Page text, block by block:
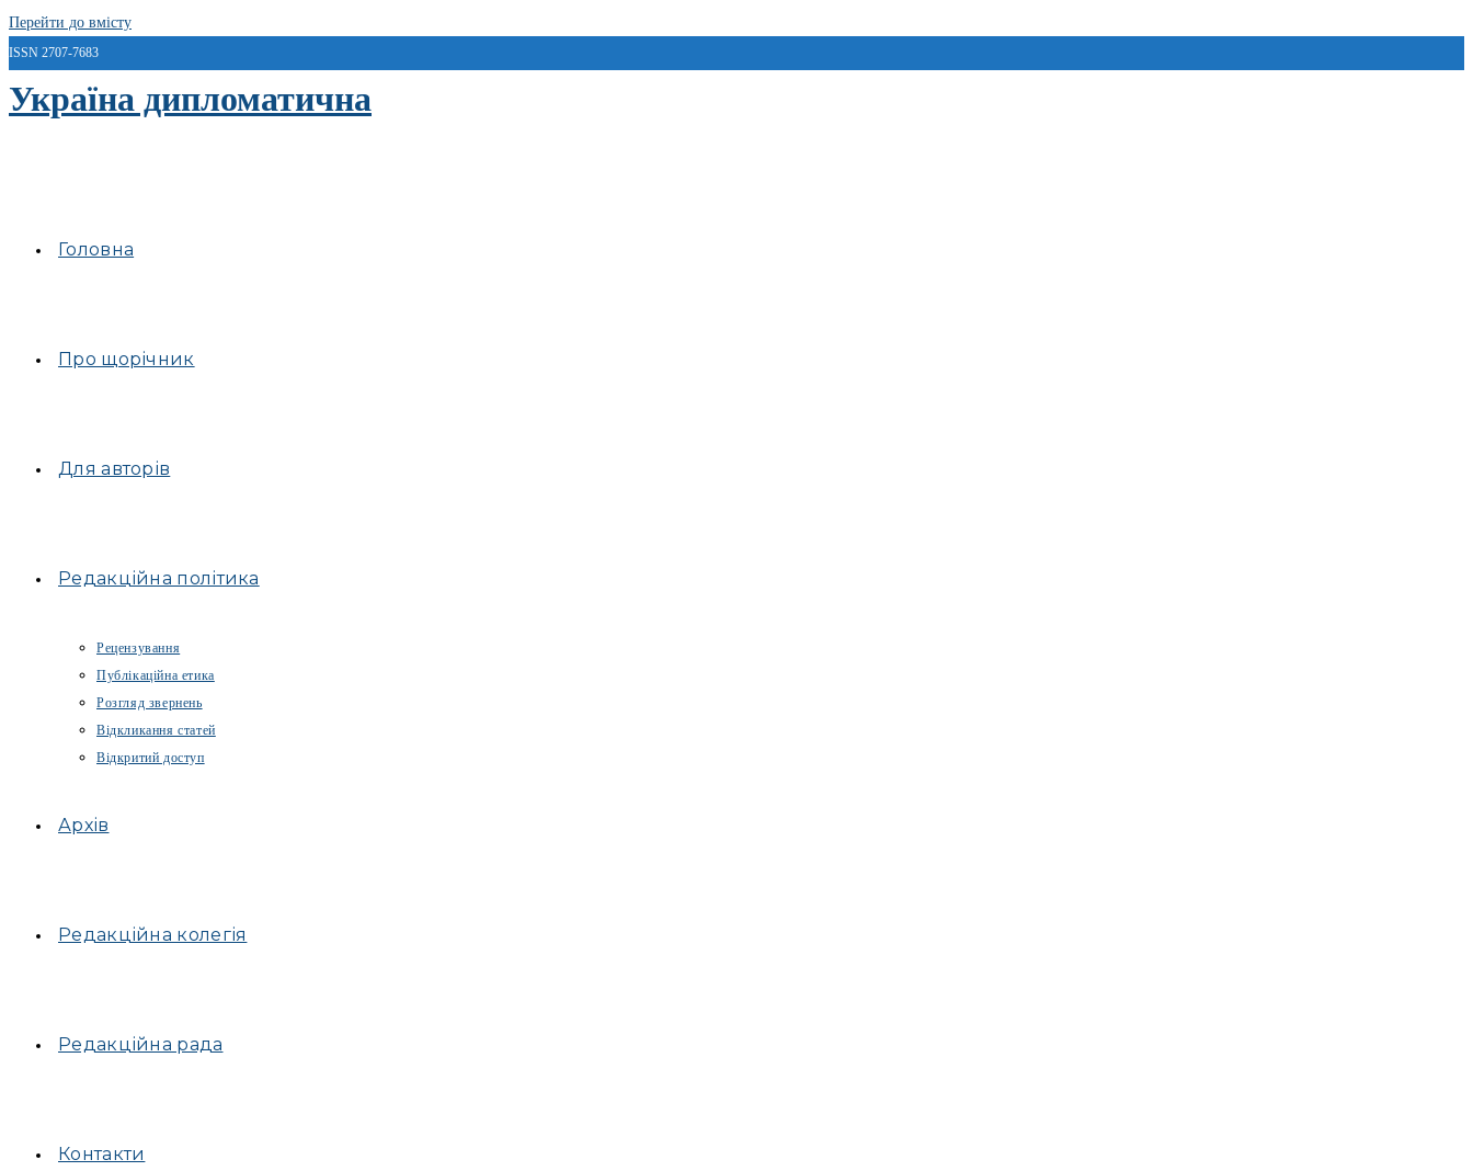
Перейти до вмісту
ISSN 2707-7683
Україна дипломатична
Головна
Про щорічник
Для авторів
Редакційна політика
Рецензування
Публікаційна етика
Розгляд звернень
Відкликання статей
Відкритий доступ
Архів
Редакційна колегія
Редакційна рада
Контакти